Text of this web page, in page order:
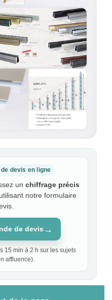
devis en ligne
un chiffrage précis
notre formulaire
de devis →
15 min à 2 h sur les sujets
affluence).